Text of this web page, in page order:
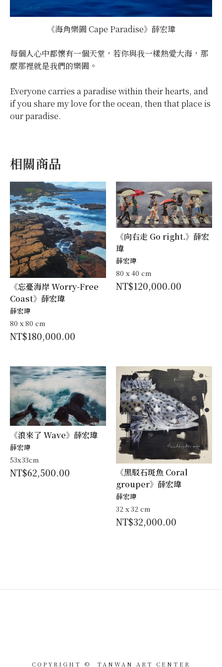
《海角樂園 Cape Paradise》薛宏瑋
每個人心中都懷有一個天堂，若你與我一樣熱愛大海，那
麼那裡就是我們的樂園。
Everyone carries a paradise within their hearts, and
if you share my love for the ocean, then that place is
our paradise.
相關商品
《忘憂海岸 Worry-Free
Coast》薛宏瑋
薛宏瑋
80 x 80 cm
NT$180,000.00
《向右走 Go right.》薛宏
瑋
薛宏瑋
80 x 40 cm
NT$120,000.00
《浪來了 Wave》薛宏瑋
薛宏瑋
53x33cm
NT$62,500.00
《黑駁石斑魚 Coral
grouper》薛宏瑋
薛宏瑋
32 x 32 cm
NT$32,000.00
COPYRIGHT © TANWAN ART CENTER